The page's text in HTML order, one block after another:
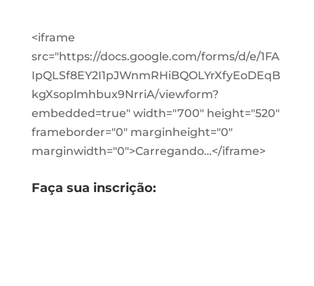
<iframe
src="https://docs.google.com/forms/d/e/1FA
IpQLSf8EY2I1pJWnmRHiBQOLYrXfyEoDEqB
kgXsoplmhbux9NrriA/viewform?
embedded=true" width="700" height="520"
frameborder="0" marginheight="0"
marginwidth="0">Carregando…</iframe>
Faça sua inscrição: